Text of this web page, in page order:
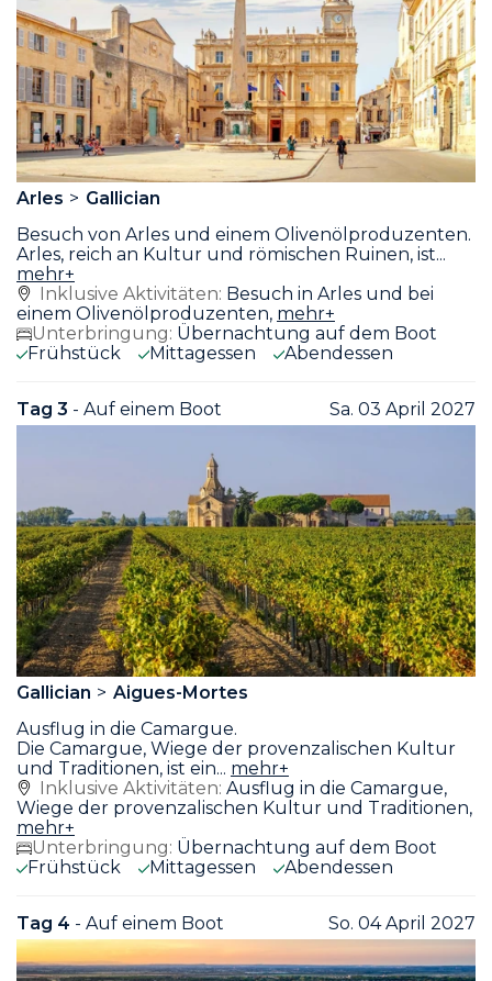
Arles
Gallician
Besuch von Arles und einem Olivenölproduzenten.
Arles, reich an Kultur und römischen Ruinen, ist...
mehr+
Inklusive Aktivitäten: Besuch in Arles und bei
einem Olivenölproduzenten, mehr+
Unterbringung: Übernachtung auf dem Boot
Frühstück
Mittagessen Abendessen
Tag 3 - Auf einem Boot Sa. 03 April 2027
Gallician
Aigues-Mortes
Ausflug in die Camargue.
Die Camargue, Wiege der provenzalischen Kultur
und Traditionen, ist ein... mehr+
Inklusive Aktivitäten: Ausflug in die Camargue,
Wiege der provenzalischen Kultur und Traditionen,
mehr+
Unterbringung: Übernachtung auf dem Boot
Frühstück
Mittagessen Abendessen
Tag 4 - Auf einem Boot So. 04 April 2027